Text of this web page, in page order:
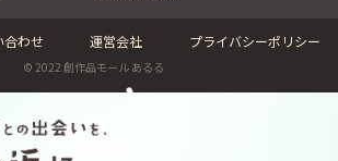
合わせ 運営会社 プライバシーポリシー
© 2022 創作品モール あるる